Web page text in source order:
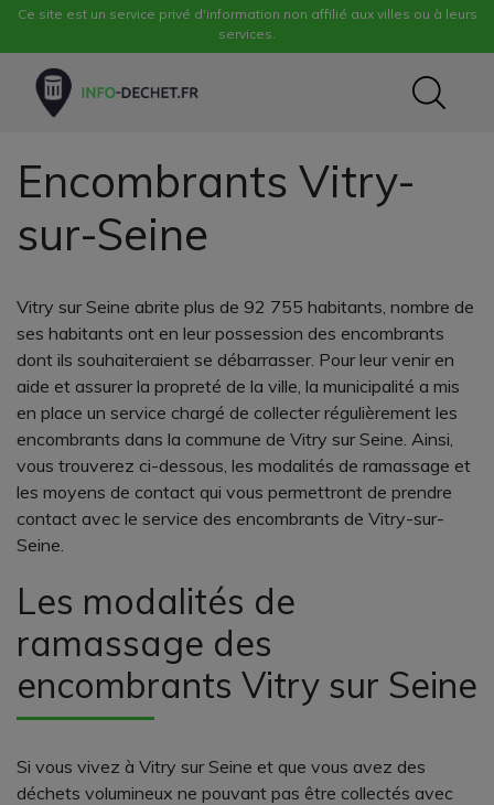
Ce site est un service privé d'information non affilié aux villes ou à leurs
services.
Encombrants Vitry-
sur-Seine
Vitry sur Seine abrite plus de 92 755 habitants, nombre de
ses habitants ont en leur possession des encombrants
dont ils souhaiteraient se débarrasser. Pour leur venir en
aide et assurer la propreté de la ville, la municipalité a mis
en place un service chargé de collecter régulièrement les
encombrants dans la commune de Vitry sur Seine. Ainsi,
vous trouverez ci-dessous, les modalités de ramassage et
les moyens de contact qui vous permettront de prendre
contact avec le service des encombrants de Vitry-sur-
Seine.
Les modalités de
ramassage des
encombrants Vitry sur Seine
Si vous vivez à Vitry sur Seine et que vous avez des
déchets volumineux ne pouvant pas être collectés avec